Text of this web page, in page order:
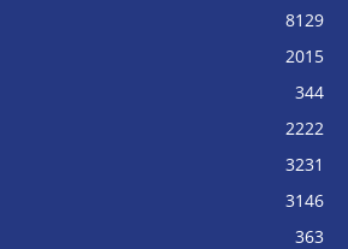
8129
2015
344
2222
3231
3146
363